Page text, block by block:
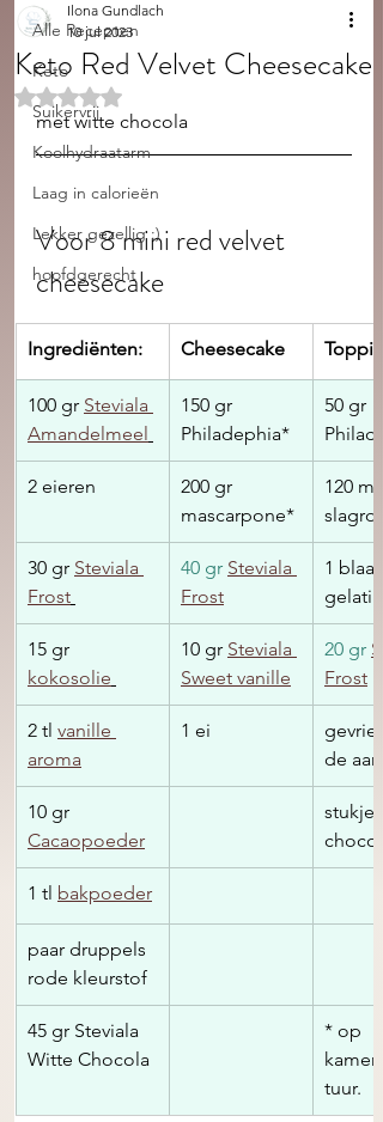
Alle Recepten
Keto
Suikervrij
Koolhydraatarm
Laag in calorieën
Lekker gezellig :)
hoofdgerecht
Keto Red Velvet Cheesecake
Ilona Gundlach
10 jul 2023
Beoordeeld met NaN uit 5 sterren.
met witte chocola
Voor 8 mini red velvet
cheesecake
​Ingrediënten: Cheesecake
100 gr Steviala
Amandelmeel
150 gr
Philadephia*
50 gr
2 eieren
200 gr
mascarpone*
120 ml
30 gr Steviala
Frost
40 gr Steviala
Frost
1
15 gr
kokosolie
10 gr Steviala
Sweet vanille
20 gr
Frost
2 tl vanille
aroma
1 ei
de
10 gr
Cacaopoeder
1 tl bakpoeder
paar druppels
rode kleurstof
45 gr Steviala
Witte Chocola
* op
tuur.